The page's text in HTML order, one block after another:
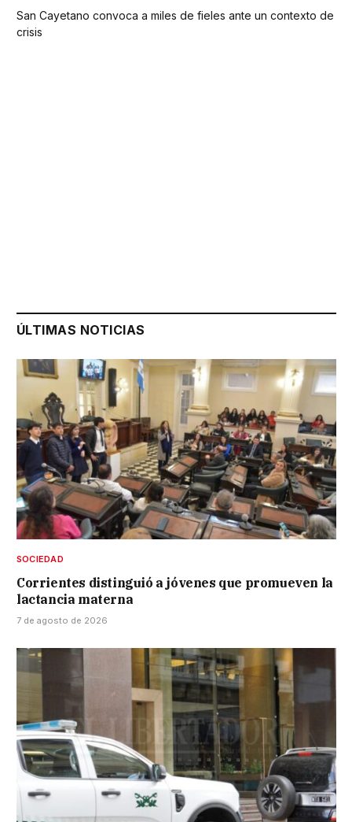
San Cayetano convoca a miles de fieles ante un contexto de
crisis
ÚLTIMAS NOTICIAS
SOCIEDAD
Corrientes distinguió a jóvenes que promueven la
lactancia materna
7 de agosto de 2026